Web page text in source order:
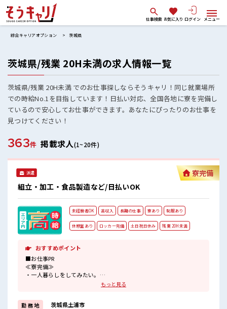
仕事検索 お気に入り ログイン メニュー
綜合キャリアオプション 茨城県
茨城県/残業 20H未満の求人情報一覧
茨城県/残業 20H未満 でのお仕事探しならそうキャリ！同じ就業場所
での時給No.1を目指しています！日払い対応、全国各地に寮を完備し
ているので安心してお仕事ができます。あなたにぴったりのお仕事を
見つけてください！
363件 掲載求人(1~20件)
派遣
組立・加工・食品製造など/日払いOK
寮完備
未経験者OK 高収入 長期の仕事 寮あり 制服あり
休憩室あり ロッカー完備 土日祝日休み 残業 20H未満
おすすめポイント
■お仕事PR
≪寮完備≫
・一人暮らしをしてみたい。
・地元から出て新しい場所で働いてみたい。
そんな方にピッタリな「寮あり」のお仕事です！
赴任地までの交通費も当社が負担(規定有)！
もっと見る
勤 務 地
茨城県土浦市